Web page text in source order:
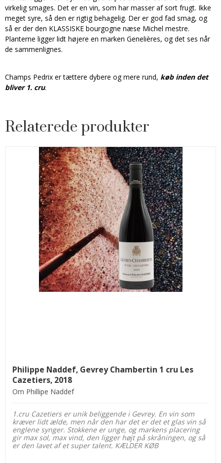
virkelig smages. Det er en vin, som har masser af sort frugt. Ikke
meget syre, så den er rigtig behagelig. Der er god fad smag, og
så er der den KLASSISKE bourgogne næse Michel mestre.
Planterne ligger lidt højere en marken Genelières, og det ses når
de sammenlignes.
Champs Pedrix er tættere dybere og mere rund, køb inden det
bliver 1. cru.
Relaterede produkter
Philippe Naddef, Gevrey Chambertin 1 cru Les
Cazetiers, 2018
Om Phillipe Naddef
1.cru Cazetiers er unik beliggende i Gevrey. En vin som
kræver lidt ælde, men når den har det er det et glas vin så
englene synger. Stokkene er unge, og markens placering
gir max sol, max vind, den ligger højt på skråningen, og så
er den lavet af et super talent. KÆLDER KØB